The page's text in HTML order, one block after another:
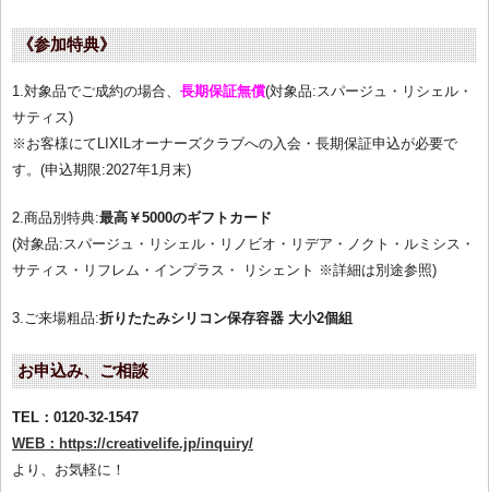
《参加特典》
1.対象品でご成約の場合、 長期保証無償(対象品:スパージュ・リシェル・
サティス)
※お客様にてLIXILオーナーズクラブへの入会・長期保証申込が必要で
す。(申込期限:2027年1月末)
2.商品別特典:最高￥5000のギフトカード
(対象品:スパージュ・リシェル・リノビオ・リデア・ノクト・ルミシス・
サティス・リフレム・インプラス・ リシェント ※詳細は別途参照)
3.ご来場粗品:折りたたみシリコン保存容器 大小2個組
お申込み、ご相談
TEL：0120-32-1547
WEB：https://creativelife.jp/inquiry/
より、お気軽に！